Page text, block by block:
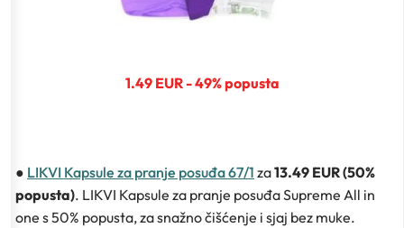
1.49 EUR - 49% popusta
● LIKVI Kapsule za pranje posuđa 67/1 za13.49 EUR (50%
popusta). LIKVI Kapsule za pranje posuđa Supreme All in
one s 50% popusta, za snažno čišćenje i sjaj bez muke.